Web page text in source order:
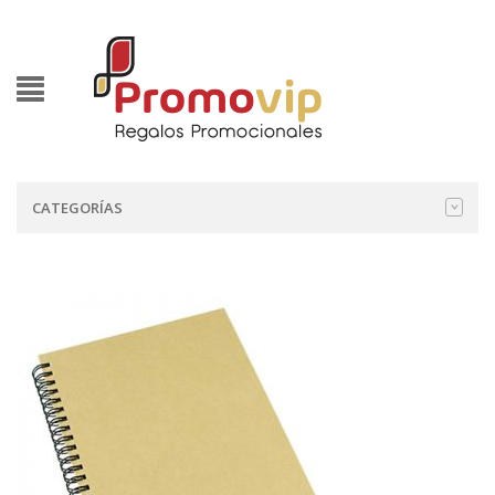
CATEGORÍAS